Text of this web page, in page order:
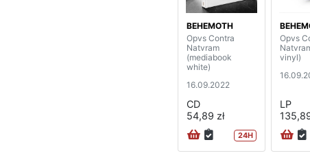
BEHEMOTH
Opvs Contra
Natvram
(mediabook
white)
16.09.2022
CD
54,89 zł
24H
Opvs
vinyl)
LP